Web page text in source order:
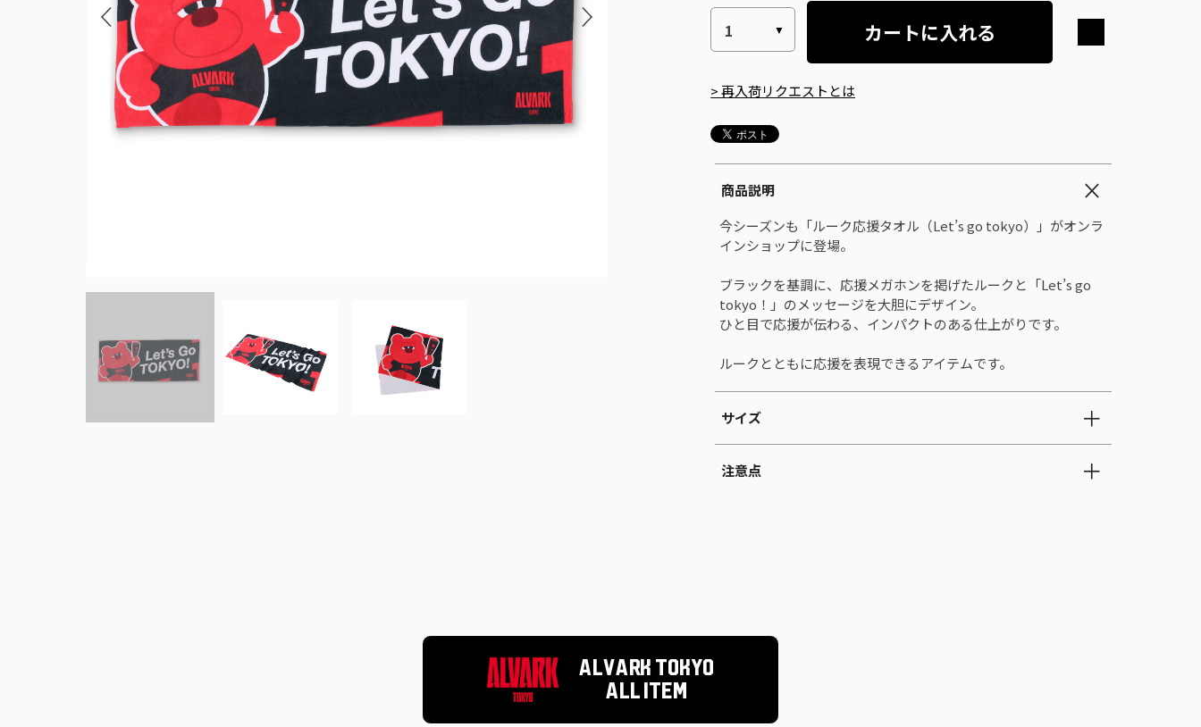
カートに入れる
> 再入荷リクエストとは
商品説明
今シーズンも「ルーク応援タオル（Let’s go tokyo）」がオンラ
インショップに登場。
ブラックを基調に、応援メガホンを掲げたルークと「Let’s go
tokyo！」のメッセージを大胆にデザイン。
ひと目で応援が伝わる、インパクトのある仕上がりです。
ルークとともに応援を表現できるアイテムです。
サイズ
注意点
ALVARK TOKYO
ALL ITEM